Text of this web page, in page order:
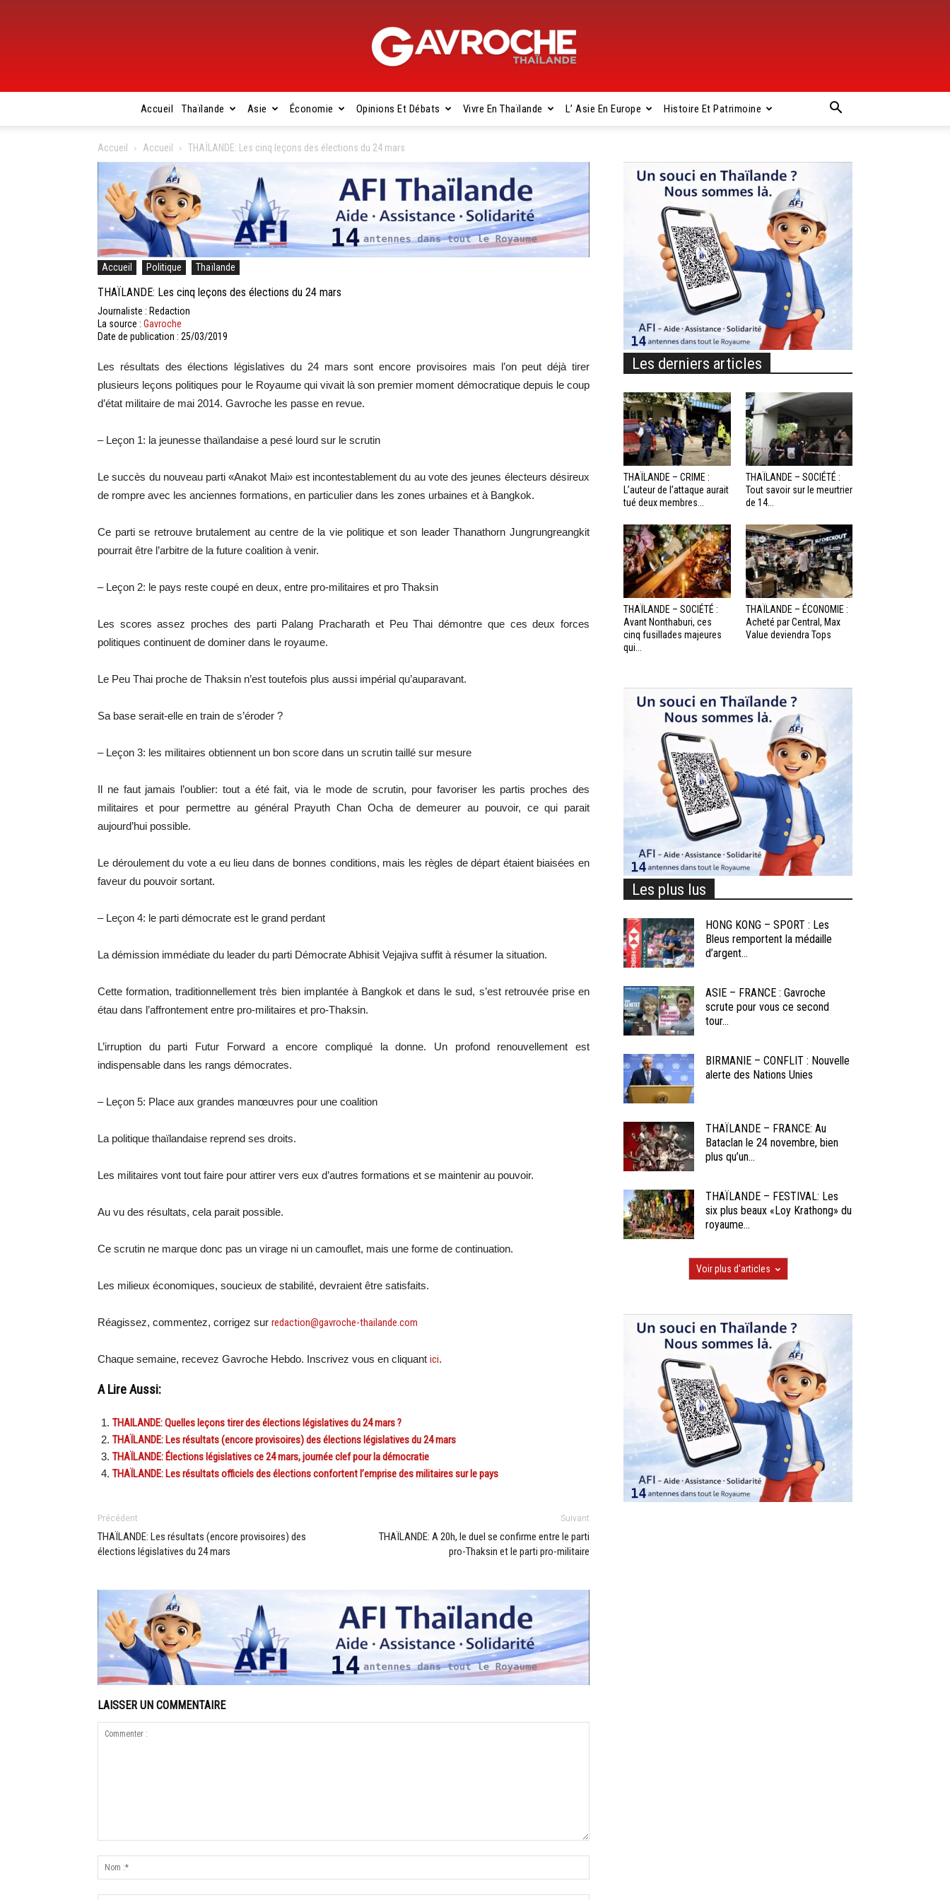
Gavroche
Thaïlande
Accueil Thaïlande Asie Économie Opinions Et Débats Vivre En Thaïlande L’ Asie En Europe Histoire Et Patrimoine
Accueil Accueil THAÏLANDE: Les cinq leçons des élections du 24 mars
Accueil Politique Thaïlande
THAÏLANDE: Les cinq leçons des élections du 24 mars
Journaliste : Redaction
La source : Gavroche
Date de publication : 25/03/2019
Les résultats des élections législatives du 24 mars sont encore provisoires mais l’on peut déjà tirer
plusieurs leçons politiques pour le Royaume qui vivait là son premier moment démocratique depuis le coup
d’état militaire de mai 2014. Gavroche les passe en revue.
– Leçon 1: la jeunesse thaïlandaise a pesé lourd sur le scrutin
Le succès du nouveau parti «Anakot Mai» est incontestablement du au vote des jeunes électeurs désireux
de rompre avec les anciennes formations, en particulier dans les zones urbaines et à Bangkok.
Ce parti se retrouve brutalement au centre de la vie politique et son leader Thanathorn Jungrungreangkit
pourrait être l’arbitre de la future coalition à venir.
– Leçon 2: le pays reste coupé en deux, entre pro-militaires et pro Thaksin
Les scores assez proches des parti Palang Pracharath et Peu Thai démontre que ces deux forces
politiques continuent de dominer dans le royaume.
Le Peu Thai proche de Thaksin n’est toutefois plus aussi impérial qu’auparavant.
Sa base serait-elle en train de s’éroder ?
– Leçon 3: les militaires obtiennent un bon score dans un scrutin taillé sur mesure
Il ne faut jamais l’oublier: tout a été fait, via le mode de scrutin, pour favoriser les partis proches des
militaires et pour permettre au général Prayuth Chan Ocha de demeurer au pouvoir, ce qui parait
aujourd’hui possible.
Le déroulement du vote a eu lieu dans de bonnes conditions, mais les règles de départ étaient biaisées en
faveur du pouvoir sortant.
– Leçon 4: le parti démocrate est le grand perdant
La démission immédiate du leader du parti Démocrate Abhisit Vejajiva suffit à résumer la situation.
Cette formation, traditionnellement très bien implantée à Bangkok et dans le sud, s’est retrouvée prise en
étau dans l’affrontement entre pro-militaires et pro-Thaksin.
L’irruption du parti Futur Forward a encore compliqué la donne. Un profond renouvellement est
indispensable dans les rangs démocrates.
– Leçon 5: Place aux grandes manœuvres pour une coalition
La politique thaïlandaise reprend ses droits.
Les militaires vont tout faire pour attirer vers eux d’autres formations et se maintenir au pouvoir.
Au vu des résultats, cela parait possible.
Ce scrutin ne marque donc pas un virage ni un camouflet, mais une forme de continuation.
Les milieux économiques, soucieux de stabilité, devraient être satisfaits.
Réagissez, commentez, corrigez sur redaction@gavroche-thailande.com
Chaque semaine, recevez Gavroche Hebdo. Inscrivez vous en cliquant ici.
A Lire Aussi:
THAILANDE: Quelles leçons tirer des élections législatives du 24 mars ?
THAÏLANDE: Les résultats (encore provisoires) des élections législatives du 24 mars
THAÏLANDE: Élections législatives ce 24 mars, journée clef pour la démocratie
THAÏLANDE: Les résultats officiels des élections confortent l’emprise des militaires sur le pays
Précédent
THAÏLANDE: Les résultats (encore provisoires) des
élections législatives du 24 mars
Suivant
THAÏLANDE: A 20h, le duel se confirme entre le parti
pro-Thaksin et le parti pro-militaire
LAISSER UN COMMENTAIRE
Les derniers articles
THAÏLANDE – CRIME :
L’auteur de l’attaque aurait
tué deux membres...
THAÏLANDE – SOCIÉTÉ :
Tout savoir sur le meurtrier
de 14...
THAÏLANDE – SOCIÉTÉ :
Avant Nonthaburi, ces
cinq fusillades majeures
qui...
THAÏLANDE – ÉCONOMIE :
Acheté par Central, Max
Value deviendra Tops
Les plus lus
HONG KONG – SPORT : Les
Bleus remportent la médaille
d’argent...
ASIE – FRANCE : Gavroche
scrute pour vous ce second
tour...
BIRMANIE – CONFLIT : Nouvelle
alerte des Nations Unies
THAÏLANDE – FRANCE: Au
Bataclan le 24 novembre, bien
plus qu’un...
THAÏLANDE – FESTIVAL: Les
six plus beaux «Loy Krathong» du
royaume...
Voir plus d'articles